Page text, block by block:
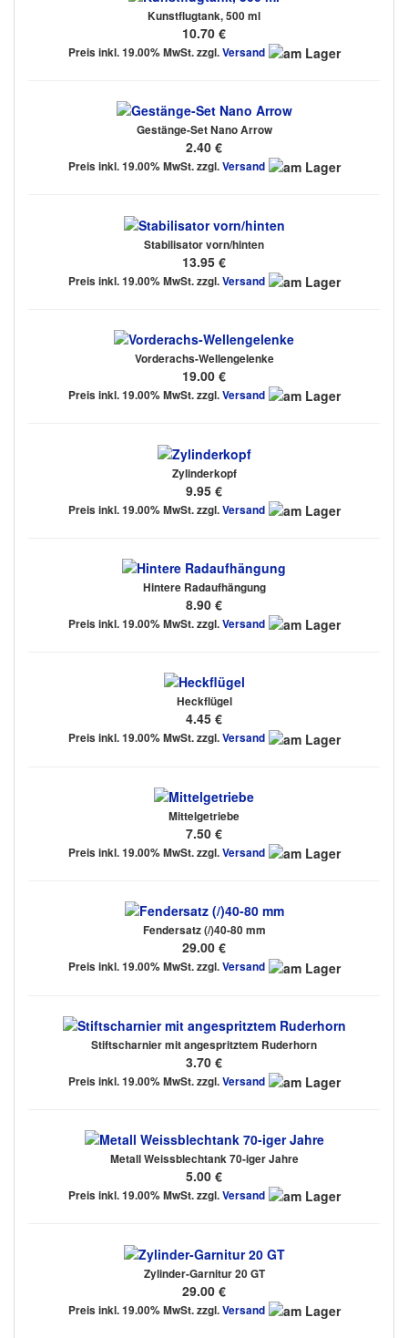
Kunstflugtank, 500 ml
10.70 €
Preis inkl. 19.00% MwSt. zzgl.Versand
Gestänge-Set Nano Arrow
2.40 €
Preis inkl. 19.00% MwSt. zzgl.Versand
Stabilisator vorn/hinten
13.95 €
Preis inkl. 19.00% MwSt. zzgl.Versand
Vorderachs-Wellengelenke
19.00 €
Preis inkl. 19.00% MwSt. zzgl.Versand
Zylinderkopf
9.95 €
Preis inkl. 19.00% MwSt. zzgl.Versand
Hintere Radaufhängung
8.90 €
Preis inkl. 19.00% MwSt. zzgl.Versand
Heckflügel
4.45 €
Preis inkl. 19.00% MwSt. zzgl.Versand
Mittelgetriebe
7.50 €
Preis inkl. 19.00% MwSt. zzgl.Versand
Fendersatz (/)40-80 mm
29.00 €
Preis inkl. 19.00% MwSt. zzgl.Versand
Stiftscharnier mit angespritztem Ruderhorn
3.70 €
Preis inkl. 19.00% MwSt. zzgl.Versand
Metall Weissblechtank 70-iger Jahre
5.00 €
Preis inkl. 19.00% MwSt. zzgl.Versand
Zylinder-Garnitur 20 GT
29.00 €
Preis inkl. 19.00% MwSt. zzgl.Versand